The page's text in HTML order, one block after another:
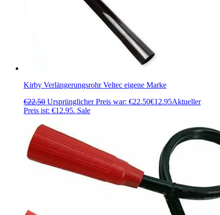
Kirby Verlängerungsrohr Veltec eigene Marke
€22.50 Ursprünglicher Preis war: €22.50€12.95Aktueller
Preis ist: €12.95. Sale